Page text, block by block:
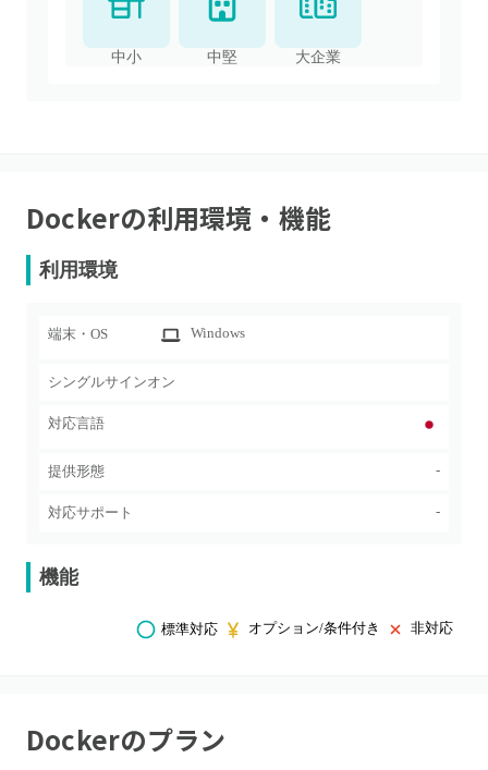
中小 中堅 大企業
Dockerの利用環境・機能
利用環境
端末・OS Windows
シングルサインオン
対応言語
提供形態 -
対応サポート -
機能
標準対応 オプション/条件付き 非対応
Dockerのプラン